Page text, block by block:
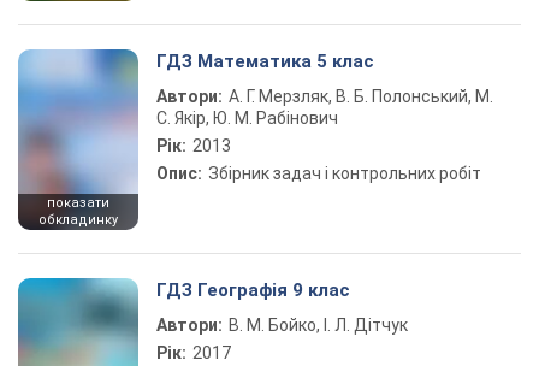
показати
обкладинку
ГДЗ Математика 5 клас
Автори: А. Г. Мерзляк, В. Б. Полонський, М.
С. Якір, Ю. М. Рабінович
Рік: 2013
Опис: Збірник задач і контрольних робіт
ГДЗ Географія 9 клас
Автори: В. М. Бойко, І. Л. Дітчук
Рік: 2017